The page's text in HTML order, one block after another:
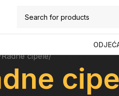
Radne cipele/Visoke radne